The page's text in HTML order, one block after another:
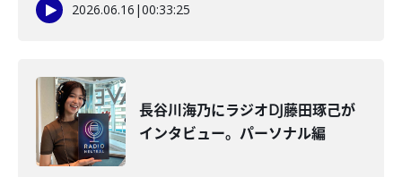
2026.06.16 |00:33:25
長谷川海乃にラジオDJ藤田琢己が
インタビュー。パーソナル編